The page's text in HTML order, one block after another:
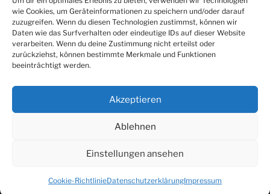
wie Cookies, um Geräteinformationen zu speichern und/oder darauf
zuzugreifen. Wenn du diesen Technologien zustimmst, können wir
Daten wie das Surfverhalten oder eindeutige IDs auf dieser Website
verarbeiten. Wenn du deine Zustimmung nicht erteilst oder
zurückziehst, können bestimmte Merkmale und Funktionen
beeinträchtigt werden.
Akzeptieren
Ablehnen
Einstellungen ansehen
Cookie-RichtlinieDatenschutzerklärungImpressum
Instagram